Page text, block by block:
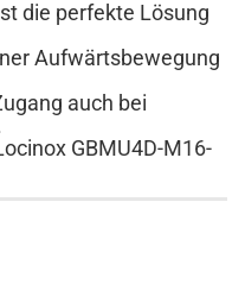
die perfekte Lösung
Aufwärtsbewegung
auch bei
GBMU4D-M16-